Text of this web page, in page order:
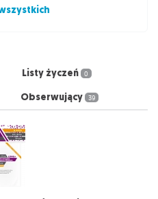
Listy życzeń 0
Obserwujący 39